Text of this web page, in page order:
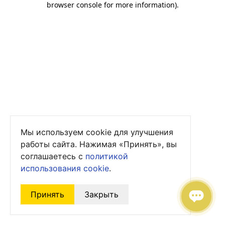
browser console for more information).
Мы используем cookie для улучшения
работы сайта. Нажимая «Принять», вы
соглашаетесь с политикой
использования cookie.
Принять Закрыть